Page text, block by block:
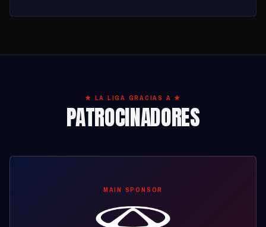
★ LA LIGA GRACIAS A ★
PATROCINADORES
MAIN SPONSOR